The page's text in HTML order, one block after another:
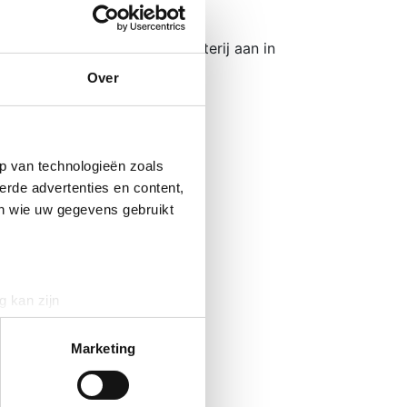
Over
van technologieën zoals
advertenties en content,
wie uw gegevens gebruikt
kan zijn
detailgedeeltein. U kunt uw
Marketing
Wij bieden deze batterij aan in
en onderhoud.